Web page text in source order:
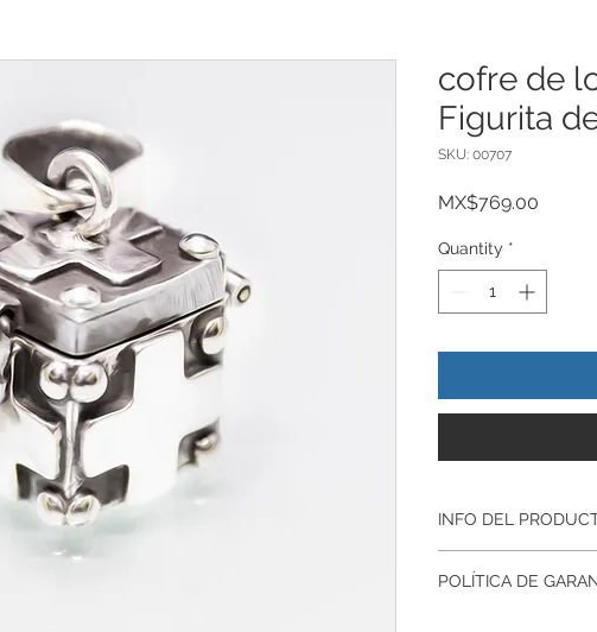
cofre de
Figurita
SKU: 00707
MX$769.00
Quantity *
INFO DEL
Todos nuestros
POLÍTICA DE